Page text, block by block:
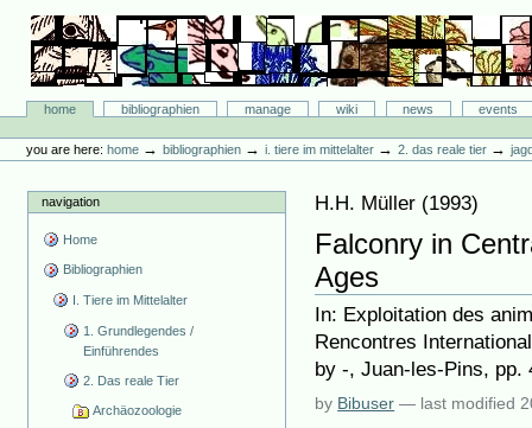
content.
navigation
Bibliographie-Portal
Sectionshome bibliographien manage wiki news
events
tools
you are here: home →bibliographien →i. tiere im mittelalter →2. das reale tier →
navigation
Home
Bibliographien
I. Tiere im Mittelalter
1. Grundlegendes /
Einführendes
2. Das reale Tier
Archäozoologie
H.H. Müller (1993)
Falconry in
Ages
In: Exploitation des
Rencontres
by -, Juan-les-Pins, pp.
by Bibuser — last modified